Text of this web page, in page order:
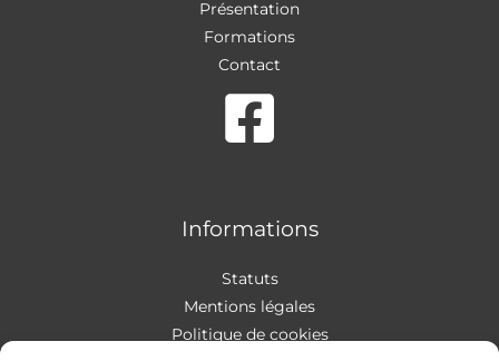
Présentation
Formations
Contact
Informations
Statuts
Mentions légales
Politique de cookies